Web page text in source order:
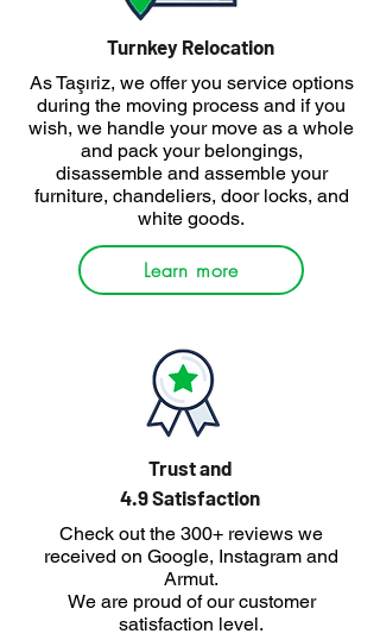
Turnkey Relocation
As Taşıriz, we offer you service options
during the moving process and if you
wish, we handle your move as a whole
and pack your belongings,
disassemble and assemble your
furniture, chandeliers, door locks, and
white goods.
Learn more
Trust and
4.9 Satisfaction
Check out the 300+ reviews we
received on Google, Instagram and
Armut.
We are proud of our customer
satisfaction level.